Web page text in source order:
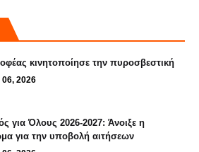
κινητοποίησε την πυροσβεστική
2026
για Όλους 2026-2027: Άνοιξε η
για την υποβολή αιτήσεων